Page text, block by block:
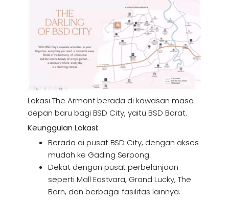
Lokasi The Armont berada di kawasan masa
depan baru bagi BSD City, yaitu BSD Barat.
Keunggulan Lokasi:
Berada di pusat BSD City, dengan akses
mudah ke Gading Serpong.
Dekat dengan pusat perbelanjaan
seperti Mall Eastvara, Grand Lucky, The
Barn, dan berbagai fasilitas lainnya.